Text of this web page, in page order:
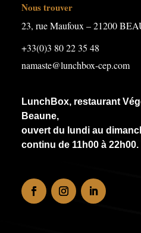
Nous trouver
23, rue Maufoux – 21200
+33(0)3 80 22 35 48
namaste@lunchbox-cep.com
LunchBox, restaurant
Beaune,
ouvert du lundi au
continu de 11h00 à 22h00.